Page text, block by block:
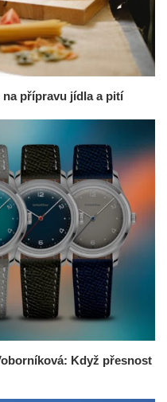
přípravu jídla a pití
Když přesnost